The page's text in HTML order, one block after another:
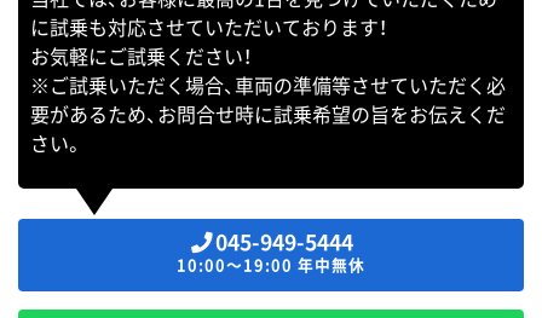
に試乗も対応させていただいております！
お気軽にご試乗ください！
※ご試乗いただく場合、車両の準備等させていただく必
要があるため、お問合せ時に試乗希望の旨をお伝えくだ
さい。
045-949-5444
10:00～19:00 年中無休